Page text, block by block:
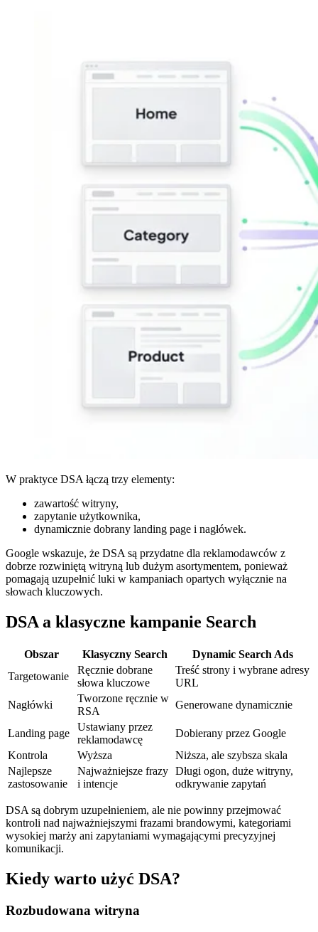
W praktyce DSA łączą trzy elementy:
zawartość witryny,
zapytanie użytkownika,
dynamicznie dobrany landing page i nagłówek.
Google wskazuje, że DSA są przydatne dla reklamodawców z
dobrze rozwiniętą witryną lub dużym asortymentem, ponieważ
pomagają uzupełnić luki w kampaniach opartych wyłącznie na
słowach kluczowych.
DSA a klasyczne kampanie Search
Obszar Klasyczny Search
Dynamic Search Ads
Targetowanie
Ręcznie dobrane
słowa kluczowe
Treść strony i wybrane adresy
URL
Nagłówki
Tworzone ręcznie w
RSA
Generowane dynamicznie
Landing page
Ustawiany przez
reklamodawcę
Dobierany przez Google
Kontrola
Wyższa
Niższa, ale szybsza skala
Najlepsze
zastosowanie
Najważniejsze frazy
i intencje
Długi ogon, duże witryny,
odkrywanie zapytań
DSA są dobrym uzupełnieniem, ale nie powinny przejmować
kontroli nad najważniejszymi frazami brandowymi, kategoriami
wysokiej marży ani zapytaniami wymagającymi precyzyjnej
komunikacji.
Kiedy warto użyć DSA?
Rozbudowana witryna